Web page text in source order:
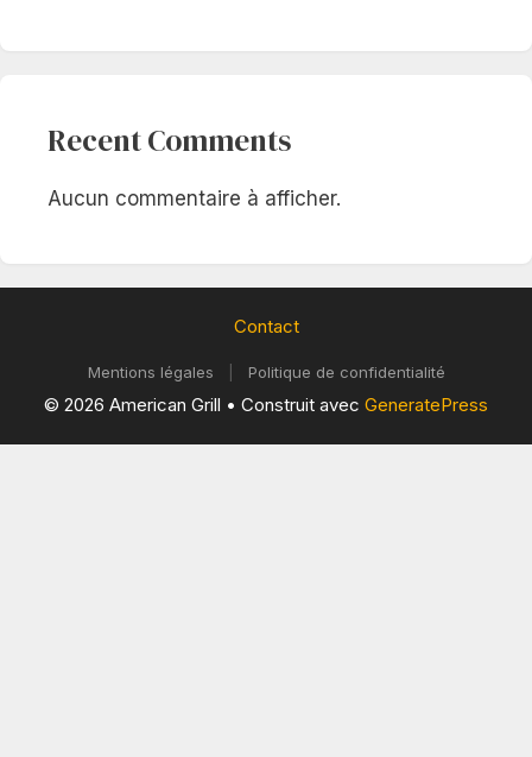
Recent Comments
Aucun commentaire à afficher.
Contact
Mentions légales Politique de confidentialité
© 2026 American Grill • Construit avec GeneratePress